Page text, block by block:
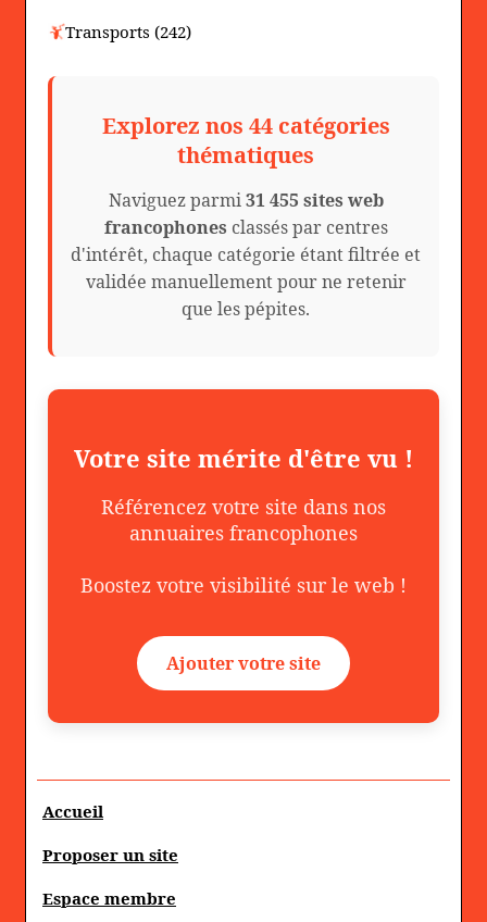
Transports (242)
Explorez nos 44 catégories
thématiques
Naviguez parmi31 455 sites web
francophones classés par centres
d'intérêt, chaque catégorie étant filtrée et
validée manuellement pour ne retenir
que les pépites.
Votre site mérite d'être vu !
Référencez votre site dans nos
annuaires francophones
Boostez votre visibilité sur le web !
Ajouter votre site
Accueil
Proposer un site
Espace membre